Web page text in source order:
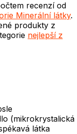
recenzí od
Minerální látky.
produkty z
nejlepší z
(mikrokrystalická
látka